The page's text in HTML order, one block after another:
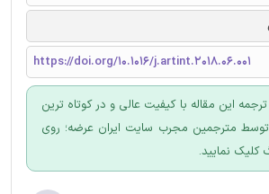
https://doi.org/10.1016/j.artint.2018.06.001
این مقاله با کیفیت عالی و در کوتاه ترین
مترجمین مجرب سایت ایران عرضه؛ روی
کلیک نمایید.